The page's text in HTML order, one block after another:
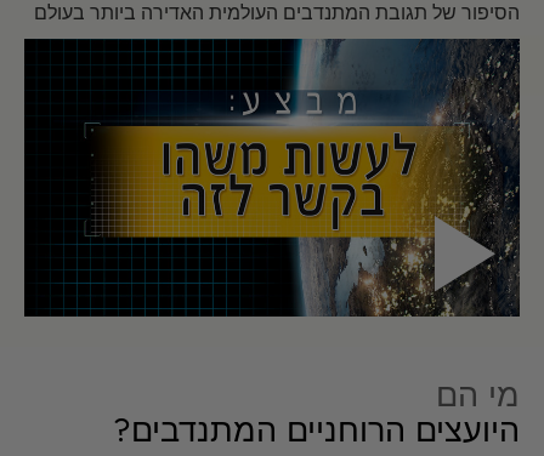
הסיפור של תגובת המתנדבים העולמית האדירה ביותר בעולם
מי הם
היועצים הרוחניים המתנדבים?